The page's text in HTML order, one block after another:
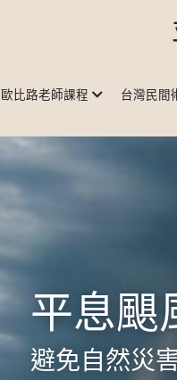
歐比路老師課程 台灣民間
平息颶
避免自然災